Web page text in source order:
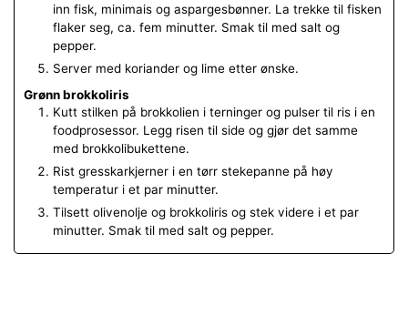
inn fisk, minimais og aspargesbønner. La trekke til fisken
flaker seg, ca. fem minutter. Smak til med salt og
pepper.
Server med koriander og lime etter ønske.
Grønn brokkoliris
Kutt stilken på brokkolien i terninger og pulser til ris i en
foodprosessor. Legg risen til side og gjør det samme
med brokkolibukettene.
Rist gresskarkjerner i en tørr stekepanne på høy
temperatur i et par minutter.
Tilsett olivenolje og brokkoliris og stek videre i et par
minutter. Smak til med salt og pepper.